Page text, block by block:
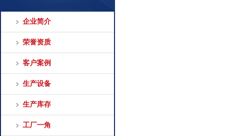
企业简介
荣誉资质
客户案例
生产设备
生产库存
工厂一角